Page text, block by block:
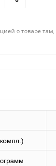
о товаре там,